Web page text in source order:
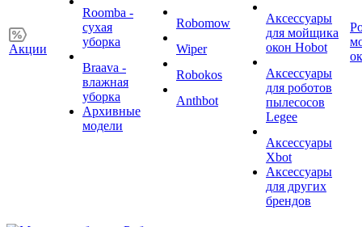
Акции
Roomba -
сухая
уборка
Braava -
влажная
уборка
Архивные
модели
Robomow
Wiper
Robokos
Anthbot
Аксессуары
для мойщика
окон Hobot
Аксессуары
для роботов
пылесосов
Legee
Аксессуары
Xbot
Аксессуары
для других
брендов